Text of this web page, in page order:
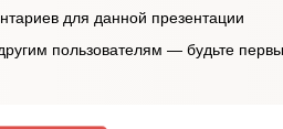
для данной презентации
пользователям — будьте